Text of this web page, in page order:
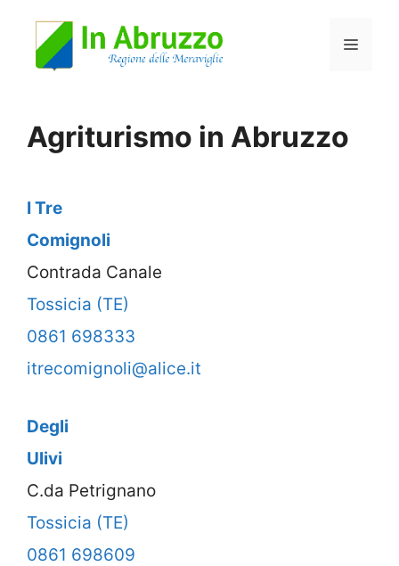
Menu
Agriturismo in Abruzzo
I Tre
Comignoli
Contrada Canale
Tossicia (TE)
0861 698333
itrecomignoli@alice.it
Degli
Ulivi
C.da Petrignano
Tossicia (TE)
0861 698609